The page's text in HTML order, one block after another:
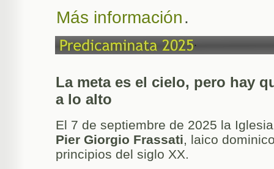
Más información.
La meta es el cielo, pero hay
a lo alto
El 7 de septiembre de 2025 la
Pier Giorgio Frassati, laico
principios del siglo XX.